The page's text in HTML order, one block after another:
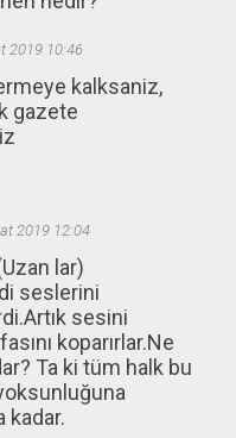
2019 10:46
kalksaniz,
gazete
2019 12:04
lar)
seslerini
sesini
koparırlar.Ne
Ta ki tüm halk bu
kadar.